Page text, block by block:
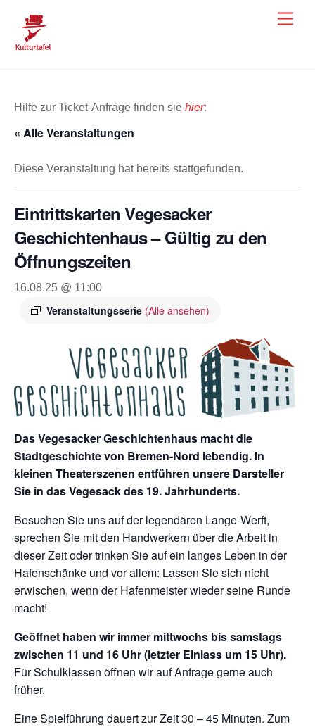
content
Hilfe zur Ticket-Anfrage finden sie hier:
« Alle Veranstaltungen
Diese Veranstaltung hat bereits stattgefunden.
Eintrittskarten Vegesacker
Geschichtenhaus – Gültig zu den
Öffnungszeiten
16.08.25 @ 11:00
Veranstaltungsserie (Alle ansehen)
Das Vegesacker Geschichtenhaus macht die
Stadtgeschichte von Bremen-Nord lebendig. In
kleinen Theaterszenen entführen unsere Darsteller
Sie in das Vegesack des 19. Jahrhunderts.
Besuchen Sie uns auf der legendären Lange-Werft,
sprechen Sie mit den Handwerkern über die Arbeit in
dieser Zeit oder trinken Sie auf ein langes Leben in der
Hafenschänke und vor allem: Lassen Sie sich nicht
erwischen, wenn der Hafenmeister wieder seine Runde
macht!
Geöffnet haben wir immer mittwochs bis samstags
zwischen 11 und 16 Uhr (letzter Einlass um 15 Uhr).
Für Schulklassen öffnen wir auf Anfrage gerne auch
früher.
Eine Spielführung dauert zur Zeit 30 – 45 Minuten. Zum